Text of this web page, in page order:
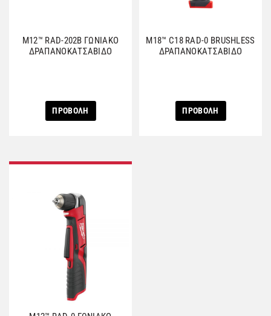
M12™ RAD-202B ΓΩΝΙΑΚΟ
ΔΡΑΠΑΝΟΚΑΤΣΑΒΙΔΟ
ΠΡΟΒΟΛΗ
M18™ C18 RAD-0 BRUSHLESS
ΔΡΑΠΑΝΟΚΑΤΣΑΒΙΔΟ
ΠΡΟΒΟΛΗ